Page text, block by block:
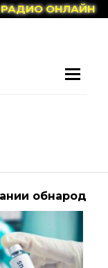
РАДИО ОНЛАЙН